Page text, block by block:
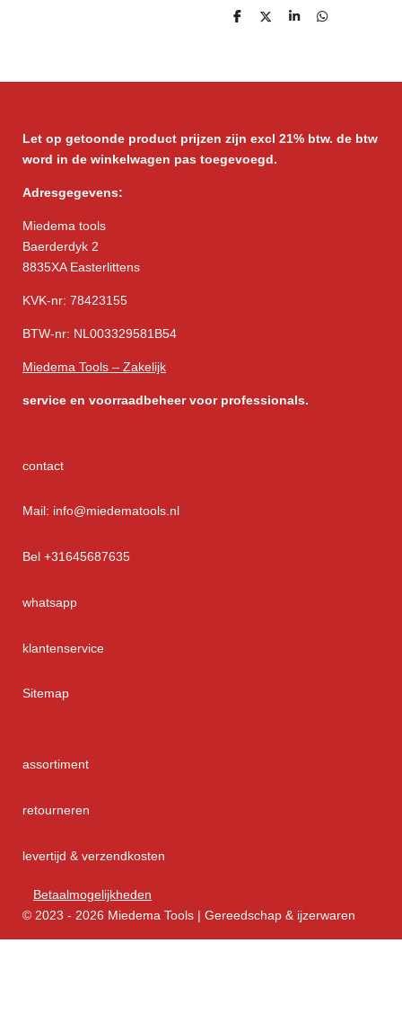
D
D
S
D
Let op getoonde product prijzen zijn excl 21% btw. de btw
word in de winkelwagen pas toegevoegd.
Adresgegevens:
Miedema tools
Baerderdyk 2
8835XA Easterlittens
KVK-nr: 78423155
BTW-nr: NL003329581B54
Miedema Tools – Zakelijk
service en voorraadbeheer voor professionals.
contact
Mail: info@miedematools.nl
Bel +31645687635
whatsapp
klantenservice
Sitemap
assortiment
retourneren
levertijd & verzendkosten
Betaalmogelijkheden
© 2023 - 2026 Miedema Tools | Gereedschap & ijzerwaren